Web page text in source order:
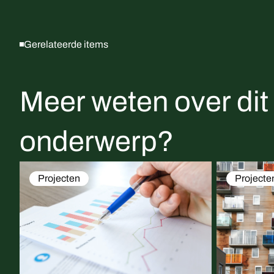
Gerelateerde items
Meer weten over dit
onderwerp?
Projecten